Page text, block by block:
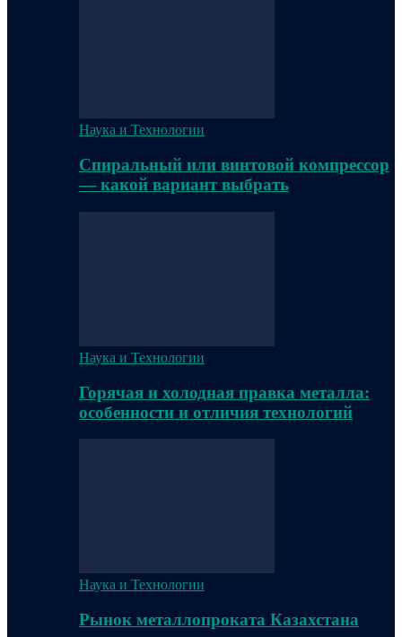
Наука и Технологии
Спиральный или винтовой компрессор
— какой вариант выбрать
Наука и Технологии
Горячая и холодная правка металла:
особенности и отличия технологий
Наука и Технологии
Рынок металлопроката Казахстана